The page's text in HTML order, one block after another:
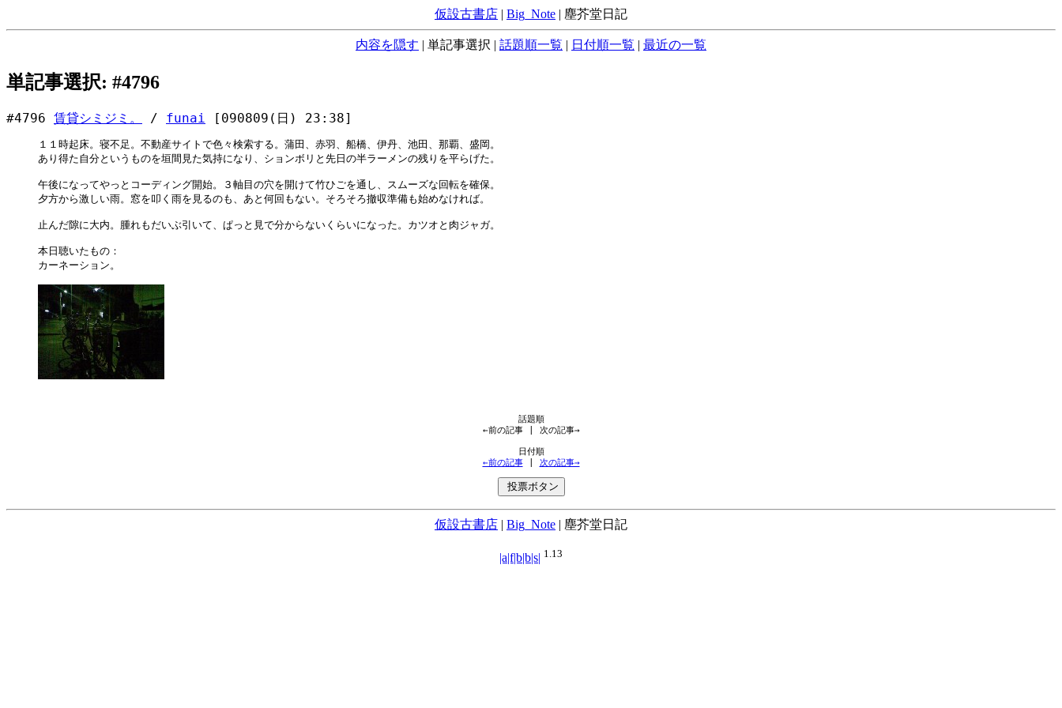
仮設古書店 | Big_Note | 塵芥堂日記
内容を隠す | 単記事選択 | 話題順一覧 | 日付順一覧 | 最近の一覧
単記事選択: #4796
#4796 賃貸シミジミ。 / funai [090809(日) 23:38]
１１時起床。寝不足。不動産サイトで色々検索する。蒲田、赤羽、船橋、伊丹、池田、那覇、盛岡。
あり得た自分というものを垣間見た気持になり、ションボリと先日の半ラーメンの残りを平らげた。
午後になってやっとコーディング開始。３軸目の穴を開けて竹ひごを通し、スムーズな回転を確保。
夕方から激しい雨。窓を叩く雨を見るのも、あと何回もない。そろそろ撤収準備も始めなければ。
止んだ隙に大内。腫れもだいぶ引いて、ぱっと見で分からないくらいになった。カツオと肉ジャガ。
本日聴いたもの：
カーネーション。
話題順
←前の記事 | 次の記事→
日付順
←前の記事 | 次の記事→
仮設古書店 | Big_Note | 塵芥堂日記
|a|f|b|b|s| 1.13